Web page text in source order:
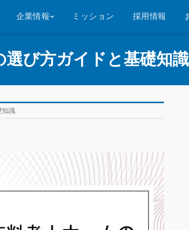
企業情報 ミッション 採用情報
び方ガイドと基礎知識
知識